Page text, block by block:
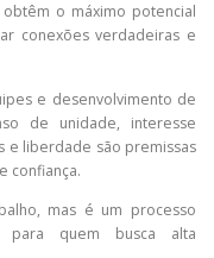
o máximo potencial
conexões verdadeiras e
e desenvolvimento de
de unidade, interesse
e liberdade são premissas
confiança.
mas é um processo
para quem busca alta